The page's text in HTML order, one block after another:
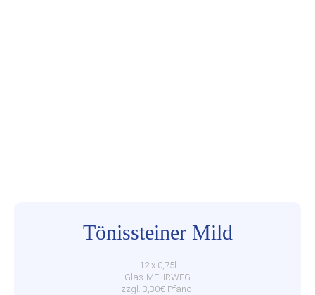
Tönissteiner Mild
12 x 0,75l
Glas-MEHRWEG
zzgl. 3,30€ Pfand